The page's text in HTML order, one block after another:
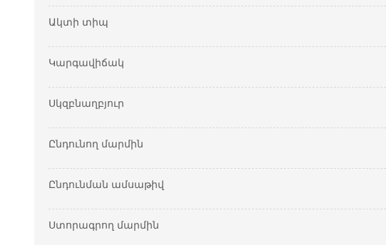
Ակտի տիպ
Կարգավիճակ
Սկզբնաղբյուր
Ընդունող մարմին
Ընդունման ամսաթիվ
Ստորագրող մարմին